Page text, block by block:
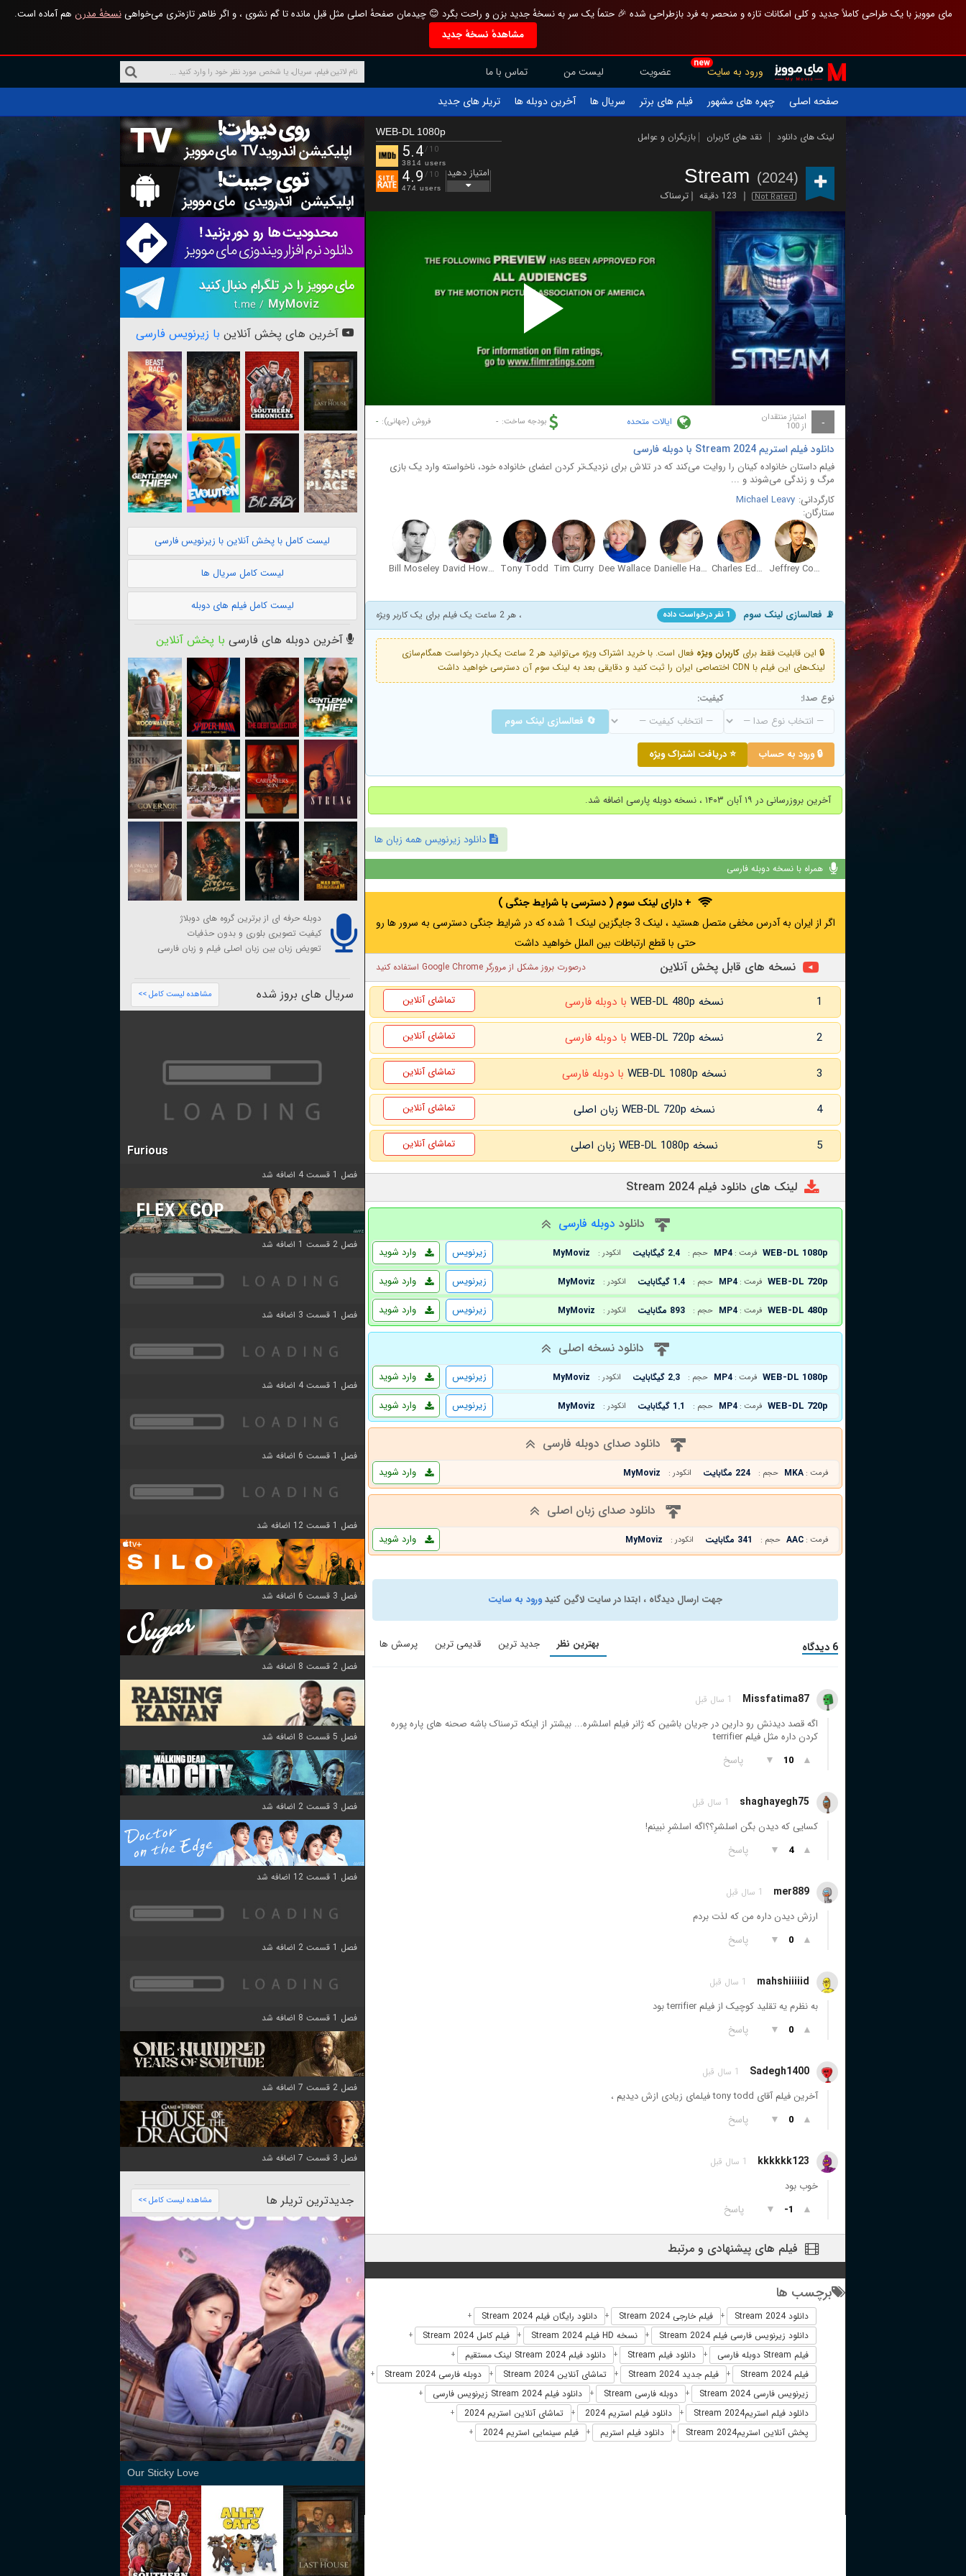
مای موویز با یک طراحی کاملاً جدید و کلی امکانات تازه و منحصر به فرد بازطراحی شده 🎉 حتماً یک سر به نسخهٔ جدید بزن و راحت بگرد 😊 چیدمان صفحهٔ اصلی مثل قبل مانده تا گم نشوی ، و اگر ظاهر تازه‌تری می‌خواهینسخهٔ مدرن هم آماده است.
مشاهدهٔ نسخهٔ جدید
new
ورود به سایت عضویت لیست من
تماس با ما
صفحه اصلی
چهره های مشهور فیلم های برتر سریال ها آخرین دوبله ها تریلر های جدید
لینک های دانلود نقد های کاربران بازیگران و عوامل
Stream (2024)
Not Rated 123 دقیقه ترسناک
WEB-DL 1080p
5.4/10
3814 users
4.9 /10
474 users
امتیاز دهید
Play
Video
- امتیاز منتقدان
از 100 ایالات متحده بودجه ساخت: - فروش (جهانی): -
دانلود فیلم استریم Stream 2024 با دوبله فارسی
فیلم داستان خانواده کینان را روایت می‌کند که در تلاش برای نزدیک‌تر کردن اعضای خانواده خود، ناخواسته وارد یک بازی
مرگ و زندگی می‌شوند و ...
کارگردانی: Michael Leavy
ستارگان:
Jeffrey Combs
Charles Edwin Powell
Danielle Harris
Dee Wallace
Tim Curry
Tony Todd
David Howard Thornton
Bill Moseley
📡 فعالسازی لینک سوم 1 نفر درخواست داده ، هر 2 ساعت یک فیلم برای یک کاربر ویژه
🔒 این قابلیت فقط برای کاربران ویژه
فعال است. با خرید اشتراک ویژه می‌توانید هر 2 ساعت یک‌بار درخواست همگام‌سازی
لینک‌های این فیلم با CDN اختصاصی ایران را ثبت کنید و دقایقی بعد به لینک سوم آن دسترسی خواهید داشت
نوع صدا: کیفیت:
🔄 فعالسازی لینک سوم
🔒 ورود به حساب ⭐ دریافت اشتراک ویژه
آخرین بروزرسانی در ۱۹ آبان ۱۴۰۳ ، نسخه دوبله پارسی اضافه شد.
دانلود زیرنویس همه زبان ها
همراه با نسخه دوبله فارسی
+ دارای لینک سوم ( دسترسی با شرایط جنگی )
اگر از ایران به آدرس مخفی متصل هستید ، لینک 3 جایگزین لینک 1 شده که در شرایط جنگی دسترسی به سرور ها رو
حتی با قطع ارتباطات بین الملل خواهید داشت
نسخه های قابل پخش آنلاین درصورت بروز مشکل از مرورگر Google Chrome استفاده کنید
1 نسخه WEB-DL 480p با دوبله فارسی تماشای آنلاین
2 نسخه WEB-DL 720p با دوبله فارسی تماشای آنلاین
3 نسخه WEB-DL 1080p با دوبله فارسی تماشای آنلاین
4 نسخه WEB-DL 720p زبان اصلی تماشای آنلاین
5 نسخه WEB-DL 1080p زبان اصلی تماشای آنلاین
لینک های دانلود فیلم Stream 2024
دانلود دوبله فارسی
WEB-DL 1080p فرمت : MP4 حجم : 2.4 گیگابایت انکودر : MyMoviz وارد شوید
زیرنویس
WEB-DL 720p فرمت : MP4 حجم : 1.4 گیگابایت انکودر : MyMoviz وارد شوید
زیرنویس
WEB-DL 480p فرمت : MP4 حجم : 893 مگابایت انکودر : MyMoviz وارد شوید زیرنویس
دانلود نسخه اصلی
WEB-DL 1080p فرمت : MP4 حجم : 2.3 گیگابایت انکودر : MyMoviz وارد شوید
زیرنویس
WEB-DL 720p فرمت : MP4 حجم : 1.1 گیگابایت انکودر : MyMoviz وارد شوید زیرنویس
دانلود صدای دوبله فارسی
فرمت : MKA حجم : 224 مگابایت انکودر : MyMoviz وارد شوید
دانلود صدای زبان اصلی
فرمت : AAC حجم : 341 مگابایت انکودر : MyMoviz وارد شوید
جهت ارسال دیدگاه ، ابتدا در سایت لاگین کنیدورود به سایت
6 دیدگاه بهترین نظر جدید ترین قدیمی ترین پرسش ها
Missfatima87 1 سال قبل
اگه قصد دیدنش رو دارین در جریان باشین که ژانر فیلم اسلشره... بیشتر از اینکه ترسناک باشه صحنه های پاره پوره
کردن داره مثل فیلم terrifier
▲
10
▼ پاسخ
shaghayegh75 1 سال قبل
کسایی که دیدن بگن اسلشرِ؟؟اگه اسلشرِ نبینم!
▲
4
▼ پاسخ
mer889 1 سال قبل
ارزش دیدن داره من که لذت بردم
▲
0
▼ پاسخ
mahshiiiiid 1 سال قبل
به نظرم یه تقلید کوچیک از فیلم terrifier بود
▲
0
▼ پاسخ
Sadegh1400 1 سال قبل
آخرین فیلم آقای tony todd فیلمای زیادی ازش دیدیم ،
▲
0
▼ پاسخ
kkkkkk123 1 سال قبل
خوب بود
▲
-1
▼ پاسخ
فیلم های پیشنهادی و مرتبط
برچسب ها
دانلود Stream 2024 + فیلم خارجی Stream 2024 + دانلود رایگان فیلم Stream 2024 +
دانلود زیرنویس فارسی فیلم Stream 2024 + نسخه HD فیلم Stream 2024 + فیلم کامل Stream 2024 +
فیلم Stream دوبله فارسی + دانلود فیلم Stream + دانلود فیلم Stream 2024 لینک مستقیم +
فیلم Stream 2024 + فیلم جدید Stream 2024 + تماشای آنلاین Stream 2024 + دوبله فارسی Stream 2024 +
زیرنویس فارسی Stream 2024 + دوبله فارسی Stream + دانلود فیلم Stream 2024 زیرنویس فارسی +
دانلود فیلم استریمStream 2024 + دانلود فیلم استریم 2024 + تماشای آنلاین استریم 2024 +
پخش آنلاین استریمStream 2024 + دانلود فیلم استریم + فیلم سینمایی استریم 2024 +
آخرین های پخش آنلاین با زیرنویس فارسی
لیست کامل با پخش آنلاین با زیرنویس فارسی
لیست کامل سریال ها
لیست کامل فیلم های دوبله
آخرین دوبله های فارسی با پخش آنلاین
دوبله حرفه ای از برترین گروه های دوبلاژ
کیفیت تصویری بلوری و بدون حذفیات
تعویض زبان بین زبان اصلی فیلم و زبان فارسی
سریال های بروز شده مشاهده لیست کامل >>
Furious
فصل 1 قسمت 4 اضافه شد
فصل 2 قسمت 1 اضافه شد
فصل 1 قسمت 3 اضافه شد
فصل 1 قسمت 4 اضافه شد
فصل 1 قسمت 6 اضافه شد
فصل 1 قسمت 12 اضافه شد
فصل 3 قسمت 6 اضافه شد
فصل 2 قسمت 8 اضافه شد
فصل 5 قسمت 8 اضافه شد
فصل 3 قسمت 2 اضافه شد
فصل 1 قسمت 12 اضافه شد
فصل 1 قسمت 2 اضافه شد
فصل 1 قسمت 8 اضافه شد
فصل 2 قسمت 7 اضافه شد
فصل 3 قسمت 7 اضافه شد
جدیدترین تریلر ها مشاهده لیست کامل >>
Our Sticky Love